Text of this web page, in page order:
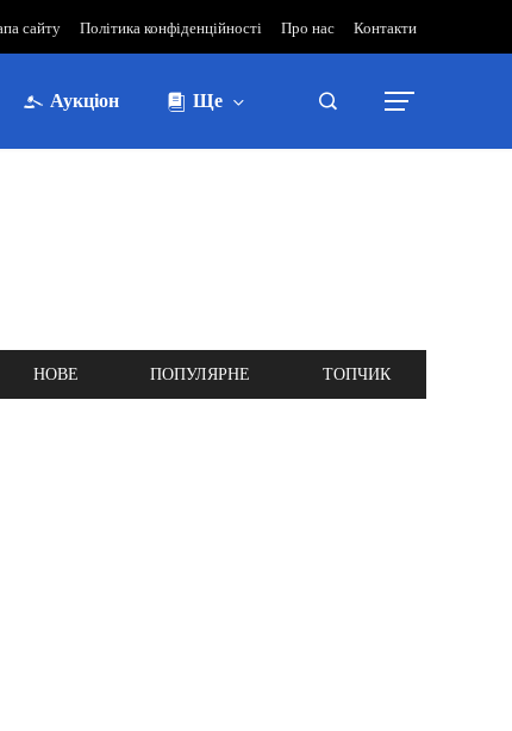
сайту Політика конфіденційності Про нас Контакти
Аукціон Ще
НОВЕ ПОПУЛЯРНЕ ТОПЧИК